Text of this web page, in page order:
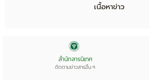
เนื้อหาข่าว
สำนักสารนิเทศ
ติดตามข่าวสารอื่น ๆ